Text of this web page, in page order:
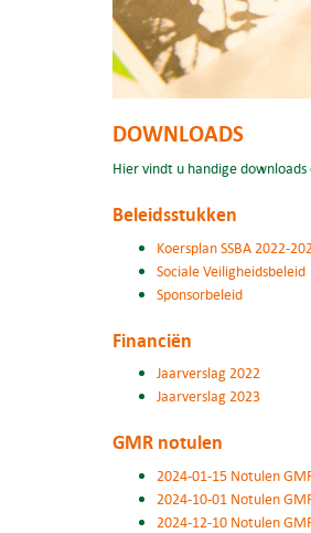
DOWNLOADS
Hier vindt u handige
Beleidsstukken
Koersplan SSBA 2022-
Sociale Veiligheidsbeleid
Sponsorbeleid
Financiën
Jaarverslag 2022
Jaarverslag 2023
GMR notulen
2024-01-15 Notulen
2024-10-01 Notulen
2024-12-10 Notulen